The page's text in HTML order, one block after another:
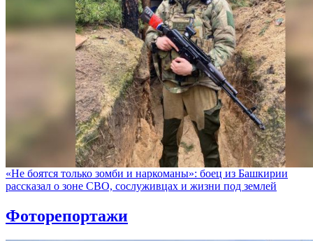
«Не боятся только зомби и наркоманы»: боец из Башкирии
рассказал о зоне СВО, сослуживцах и жизни под землей
Фоторепортажи